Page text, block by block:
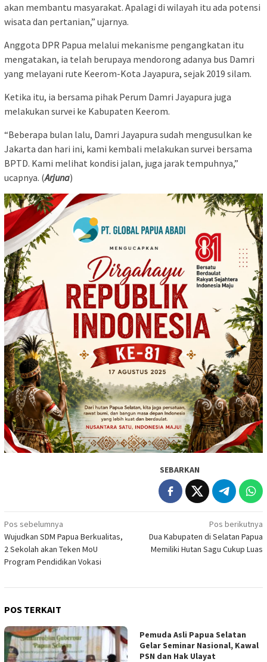
akan membantu masyarakat. Apalagi di wilayah itu ada potensi
wisata dan pertanian,” ujarnya.
Anggota DPR Papua melalui mekanisme pengangkatan itu
mengatakan, ia telah berupaya mendorong adanya bus Damri
yang melayani rute Keerom-Kota Jayapura, sejak 2019 silam.
Ketika itu, ia bersama pihak Perum Damri Jayapura juga
melakukan survei ke Kabupaten Keerom.
“Beberapa bulan lalu, Damri Jayapura sudah mengusulkan ke
Jakarta dan hari ini, kami kembali melakukan survei bersama
BPTD. Kami melihat kondisi jalan, juga jarak tempuhnya,”
ucapnya. (Arjuna)
SEBARKAN
Navigasi
pos
Pos sebelumnya
Wujudkan SDM Papua Berkualitas,
2 Sekolah akan Teken MoU
Program Pendidikan Vokasi
Pos berikutnya
Dua Kabupaten di Selatan Papua
Memiliki Hutan Sagu Cukup Luas
POS TERKAIT
Pemuda Asli Papua Selatan
Gelar Seminar Nasional, Kawal
PSN dan Hak Ulayat